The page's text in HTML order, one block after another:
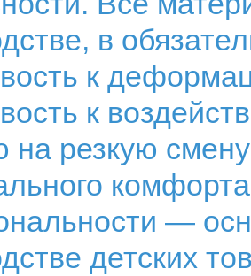
в
к
к
на резкую
—
детских